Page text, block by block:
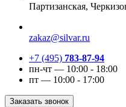
Партизанская,
zakaz@silvar.ru
+7 (495) 783-87-94
пн-чт — 10:00 - 18:00
пт — 10:00 - 17:00
Заказать звонок